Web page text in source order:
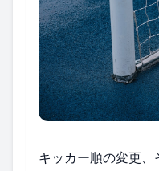
キッカー順の変更、